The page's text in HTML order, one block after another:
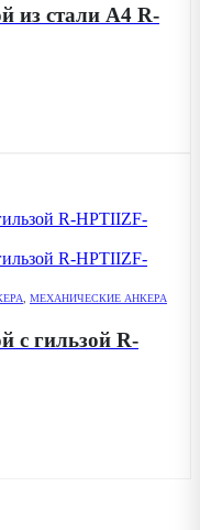
из стали А4 R-
, МЕХАНИЧЕСКИЕ АНКЕРА
с гильзой R-